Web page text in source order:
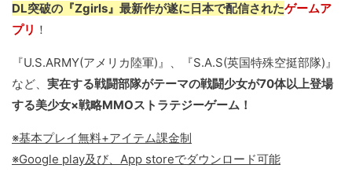
DL突破の『Zgirls』最新作が遂に日本で配信されたゲームア
プリ ！
『U.S.ARMY(アメリカ陸軍)』、『S.A.S(英国特殊空挺部隊)』
など、 実在する戦闘部隊がテーマの戦闘少女が70体以上登場
する美少女×戦略MMOストラテジーゲーム！
※基本プレイ無料+アイテム課金制
※Google play及び、App storeでダウンロード可能